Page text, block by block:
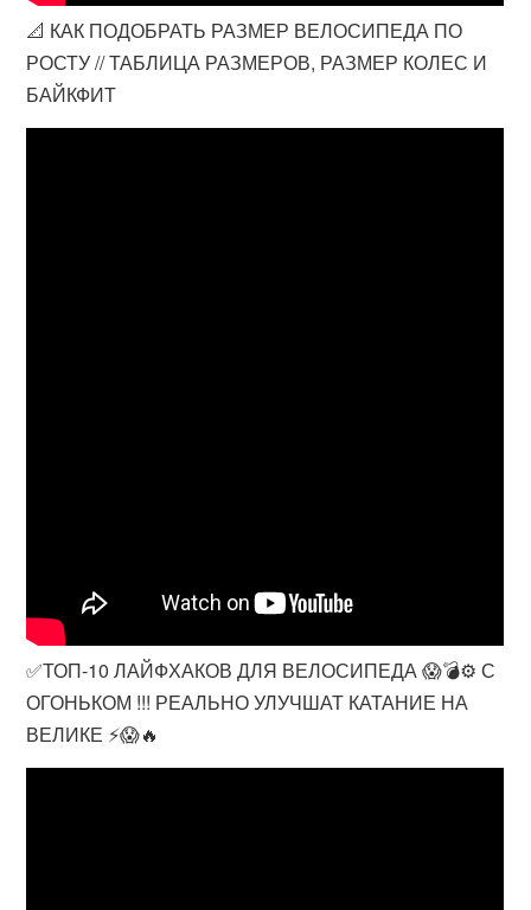
📐 КАК ПОДОБРАТЬ РАЗМЕР ВЕЛОСИПЕДА ПО
РОСТУ // ТАБЛИЦА РАЗМЕРОВ, РАЗМЕР КОЛЕС И
БАЙКФИТ
✅ТОП-10 ЛАЙФХАКОВ ДЛЯ ВЕЛОСИПЕДА 😱💣⚙️ С
ОГОНЬКОМ !!! РЕАЛЬНО УЛУЧШАТ КАТАНИЕ НА
ВЕЛИКЕ ⚡️😱🔥